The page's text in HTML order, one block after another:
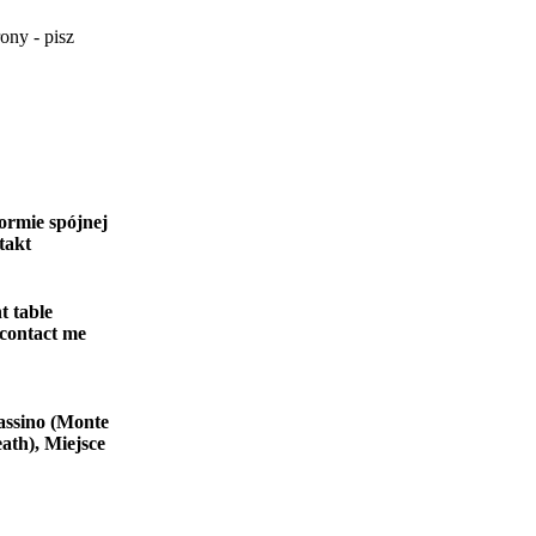
- pisz
spójnej
table
me
(Monte
Miejsce